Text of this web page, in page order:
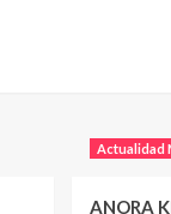
Actualidad
ANORA